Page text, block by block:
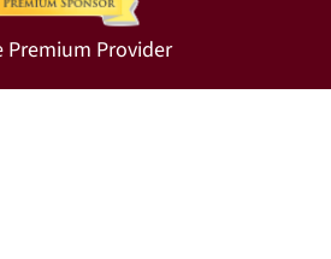
Premium Provider